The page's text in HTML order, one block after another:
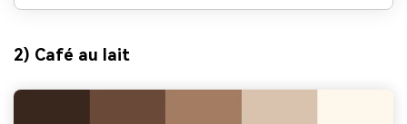
2) Café au lait